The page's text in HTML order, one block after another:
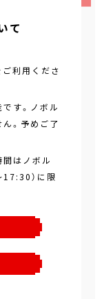
て
利用くださ
す。ノボル
。予めご了
はノボル
17:30）に限